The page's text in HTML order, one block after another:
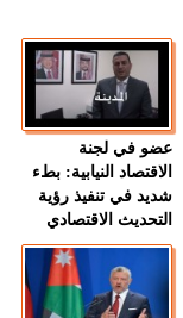
عضو في لجنة
الاقتصاد النيابية: بطء
شديد في تنفيذ رؤية
التحديث الاقتصادي